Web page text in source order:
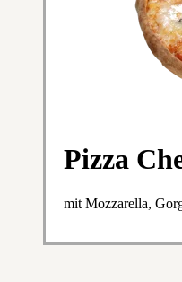
Pizza
mit Mozzarella,